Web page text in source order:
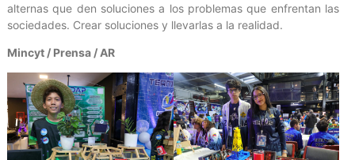
alternas que den soluciones a los problemas que enfrentan las
sociedades. Crear soluciones y llevarlas a la realidad.
Mincyt / Prensa / AR